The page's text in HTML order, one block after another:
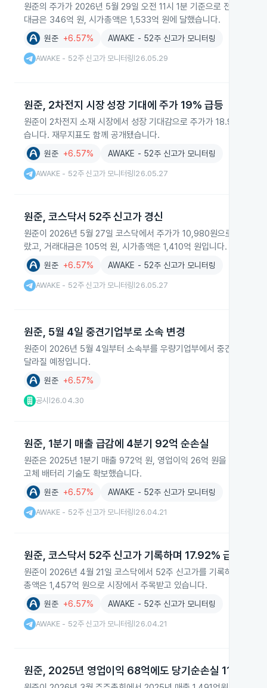
원준의 주가가 2026년 5월 29일 오전 11시 1분 기준으로 전일 대비
대금은 346억 원, 시가총액은 1,533억 원에 달했습니다.
원준 +6.57% AWAKE - 52주 신고가 모니터링
AWAKE - 52주 신고가 모니터링 26.05.29
원준, 2차전지 시장 성장 기대에 주가 19% 급등
원준이 2차전지 소재 시장에서 성장 기대감으로 주가가 18.96% 올
습니다. 재무지표도 함께 공개됐습니다.
원준 +6.57% AWAKE - 52주 신고가 모니터링
AWAKE - 52주 신고가 모니터링 26.05.27
원준, 코스닥서 52주 신고가 경신
원준이 2026년 5월 27일 코스닥에서 주가가 10,980원으로 52주
랐고, 거래대금은 105억 원, 시가총액은 1,410억 원입니다.
원준 +6.57% AWAKE - 52주 신고가 모니터링
AWAKE - 52주 신고가 모니터링 26.05.27
원준, 5월 4일 중견기업부로 소속 변경
원준이 2026년 5월 4일부터 소속부를 우량기업부에서 중견기업부
달라질 예정입니다.
원준 +6.57%
공시 26.04.30
원준, 1분기 매출 급감에 4분기 92억 순손실
원준은 2025년 1분기 매출 972억 원, 영업이익 26억 원을 기록했으
고체 배터리 기술도 확보했습니다.
원준 +6.57% AWAKE - 52주 신고가 모니터링
AWAKE - 52주 신고가 모니터링 26.04.21
원준, 코스닥서 52주 신고가 기록하며 17.92% 급등
원준이 2026년 4월 21일 코스닥에서 52주 신고가를 기록하며 주가
총액은 1,457억 원으로 시장에서 주목받고 있습니다.
원준 +6.57% AWAKE - 52주 신고가 모니터링
AWAKE - 52주 신고가 모니터링 26.04.21
원준, 2025년 영업이익 68억에도 당기순손실 112억 보